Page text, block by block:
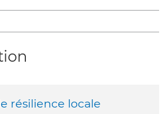
résilience locale